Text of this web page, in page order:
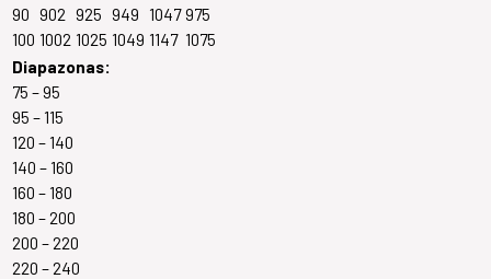
90 902 925 949 1047 975
100 1002 1025 1049 1147 1075
Diapazonas:
75 – 95
95 – 115
120 – 140
140 – 160
160 – 180
180 – 200
200 – 220
220 – 240